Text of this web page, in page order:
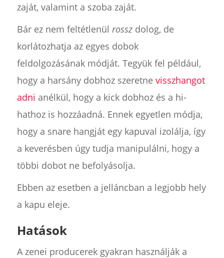
zaját, valamint a szoba zaját.
Bár ez nem feltétlenül rosszdolog, de
korlátozhatja az egyes dobok
feldolgozásának módját. Tegyük fel például,
hogy a harsány dobhoz szeretne visszhangot
adni anélkül, hogy a kick dobhoz és a hi-
hathoz is hozzáadná. Ennek egyetlen módja,
hogy a snare hangját egy kapuval izolálja, így
a keverésben úgy tudja manipulálni, hogy a
többi dobot ne befolyásolja.
Ebben az esetben a jelláncban a legjobb hely
a kapu eleje.
Hatások
A zenei producerek gyakran használják a